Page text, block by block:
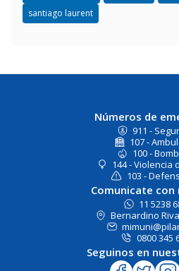
santiago laurent
Números de
911 -
107 -
100 -
144 - Violencia
103 -
Comunicate
11 5238
Bernardino
0800 345
Seguinos en